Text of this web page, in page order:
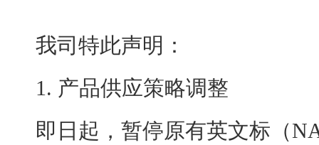
我司特此声明：
1. 产品供应策略调整
即日起，暂停原有英文标（